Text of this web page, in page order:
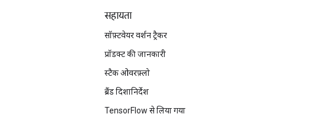
सहायता
सॉफ़्टवेयर वर्शन ट्रैकर
प्रॉडक्ट की जानकारी
स्टैक ओवरफ़्लो
ब्रैंड दिशानिर्देश
TensorFlow से लिया गया